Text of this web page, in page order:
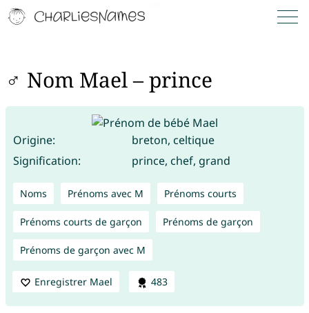
♂ Nom Mael – prince
Origine:
breton, celtique
Signification:
prince, chef, grand
Noms Prénoms avec M Prénoms courts
Prénoms courts de garçon Prénoms de garçon
Prénoms de garçon avec M
Enregistrer Mael 483